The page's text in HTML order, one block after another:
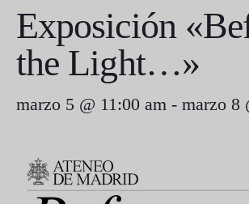
Exposición
the Light…»
marzo 5 @ 11:00 am - marzo 8